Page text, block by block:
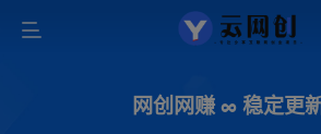
网创网赚 ∞ 稳定更